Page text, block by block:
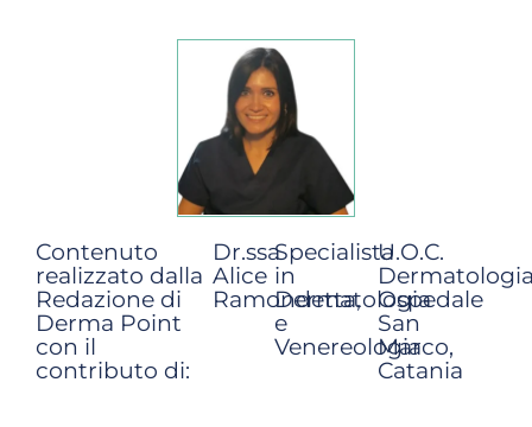
Contenuto
realizzato dalla
Redazione di
Derma Point
con il
contributo di:
Dr.ssa
Alice
Ramondetta,
Specialista
in
Dermatologia
e
Venereologia
U.O.C.
Ospedale
San
Marco,
Catania